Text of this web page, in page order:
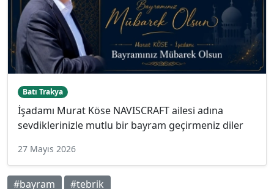
Batı Trakya
İşadamı Murat Köse NAVISCRAFT ailesi adına
sevdiklerinizle mutlu bir bayram geçirmeniz diler
27 Mayıs 2026
#bayram #tebrik